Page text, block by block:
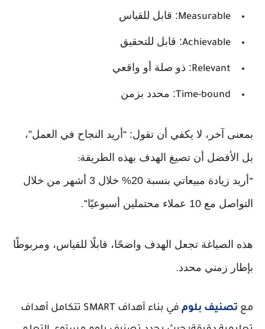
Measurable: قابل للقياس
Achievable: قابل للتحقيق
Relevant: ذو صلة أو واقعي
Time-bound : محدد بزمن
بمعنى آخر، لا يكفي أن تقول: “أريد النجاح في العمل”،
بل الأفضل أن تصيغ الهدف بهذه الطريقة:
“
أريد زيادة مبيعاتي بنسبة 20% خلال 3 أشهر من خلال
التواصل مع 10 عملاء محتملين أسبوعيًا
.”
هذه الصياغة تجعل الهدف واضحًا، قابلًا للقياس، ومربوطًا
بإطار زمني محدد.
تتكامل أهداف SMART مع تصنيف بلوم في بناء أهداف